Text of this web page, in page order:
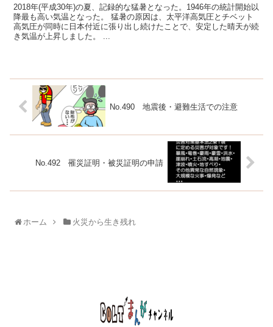
2018年(平成30年)の夏、記録的な猛暑となった。1946年の統計開始以
降最も高い気温となった。 猛暑の原因は、太平洋高気圧とチベット
高気圧が同時に日本付近に張り出し続けたことで、安定した晴天が続
き気温が上昇しました。 ...
No.490 地震後・避難生活での注意
No.492 罹災証明・被災証明の申請
ホーム 火災から生き残れ